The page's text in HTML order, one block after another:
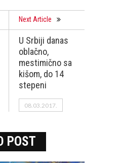
Next Article
U Srbiji danas
oblačno,
mestimično sa
kišom, do 14
stepeni
08.03.2017.
POST